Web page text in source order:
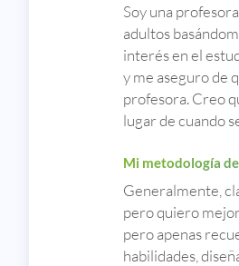
Soy una
adultos
interés en el
y me aseguro de
profesora. Creo
lugar de cuando
Mi metodología
Generalmente,
pero quiero
pero apenas
habilidades,